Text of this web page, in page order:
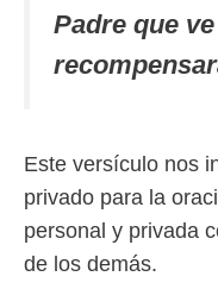
Padre que
Este versículo nos
privado para la
personal y privada
de los demás.